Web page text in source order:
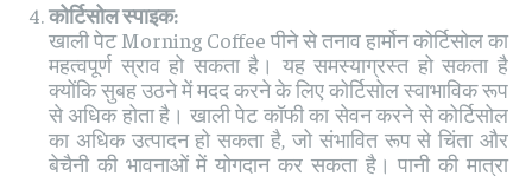
कोर्टिसोल स्पाइक:
खाली पेट Morning Coffee पीने से तनाव हार्मोन कोर्टिसोल का
महत्वपूर्ण स्राव हो सकता है। यह समस्याग्रस्त हो सकता है
क्योंकि सुबह उठने में मदद करने के लिए कोर्टिसोल स्वाभाविक रूप
से अधिक होता है। खाली पेट कॉफी का सेवन करने से कोर्टिसोल
का अधिक उत्पादन हो सकता है, जो संभावित रूप से चिंता और
बेचैनी की भावनाओं में योगदान कर सकता है। पानी की मात्रा